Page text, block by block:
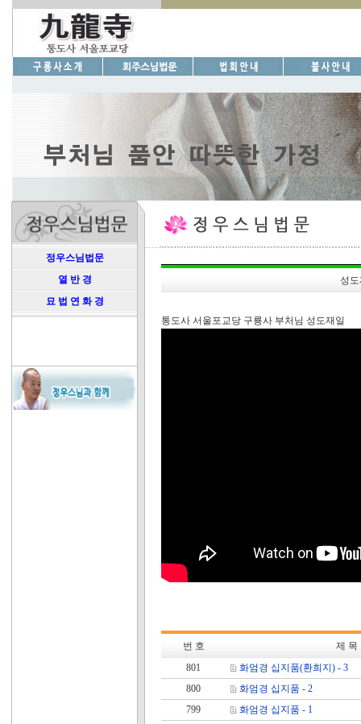
정우스님법문
열 반 경
묘 법 연 화 경
성도
통도사 서울포교당 구룡사 부처님 성도재일
번 호
제 목
801
화엄경 십지품(환희지) - 3
800
화엄경 십지품 - 2
799
화엄경 십지품 - 1